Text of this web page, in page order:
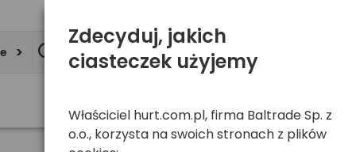
Zdecyduj, jakich
ciasteczek użyjemy
Właściciel hurt.com.pl, firma Baltrade Sp. z
o.o., korzysta na swoich stronach z plików